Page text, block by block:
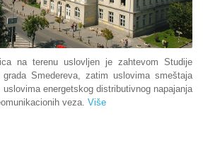
na terenu uslovljen je zahtevom Studije
Smedereva, zatim uslovima smeštaja
energetskog distributivnog napajanja
veza. Više